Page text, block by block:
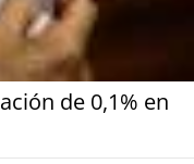
de 0,1% en